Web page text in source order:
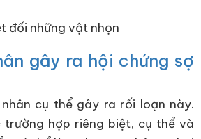
đối những vật nhọn
gây ra hội chứng sợ
cụ thể gây ra rối loạn này.
hợp riêng biệt, cụ thể và